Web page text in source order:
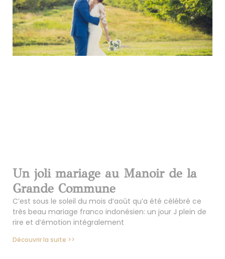
Un joli mariage au Manoir de la
Grande Commune
C’est sous le soleil du mois d’août qu’a été célébré ce
très beau mariage franco indonésien: un jour J plein de
rire et d’émotion intégralement
Découvrir la suite >>